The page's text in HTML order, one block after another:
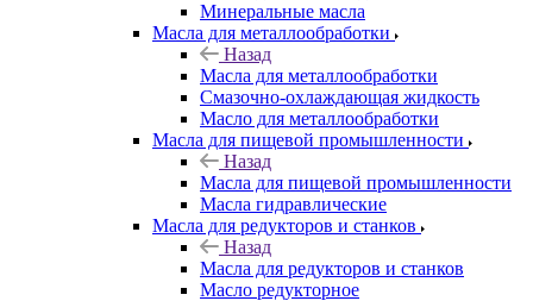
Минеральные масла
Масла для металлообработки
Назад
Масла для металлообработки
Смазочно-охлаждающая жидкость
Масло для металлообработки
Масла для пищевой промышленности
Назад
Масла для пищевой промышленности
Масла гидравлические
Масла для редукторов и станков
Назад
Масла для редукторов и станков
Масло редукторное